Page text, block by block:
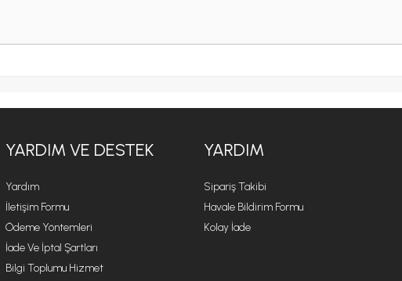
YARDIM VE DESTEK
Yardım
İletişim Formu
Ödeme Yöntemleri
İade Ve İptal Şartları
Bilgi Toplumu Hizmet
YARDIM
Sipariş Takibi
Havale Bildirim Formu
Kolay İade